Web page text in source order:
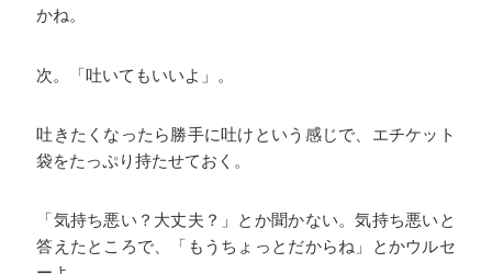
かね。
次。「吐いてもいいよ」。
吐きたくなったら勝手に吐けという感じで、エチケット
袋をたっぷり持たせておく。
「気持ち悪い？大丈夫？」とか聞かない。気持ち悪いと
答えたところで、「もうちょっとだからね」とかウルセ